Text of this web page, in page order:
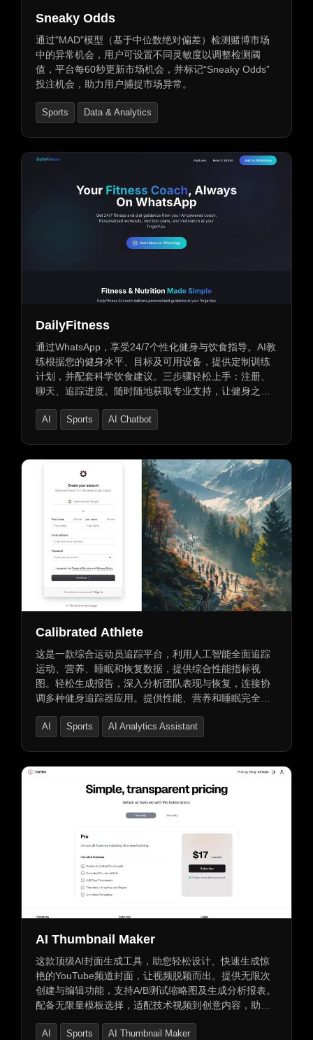
Sneaky Odds
通过"MAD"模型（基于中位数绝对偏差）检测赌博市场
中的异常机会，用户可设置不同灵敏度以调整检测阈
值，平台每60秒更新市场机会，并标记“Sneaky Odds”
投注机会，助力用户捕捉市场异常。
Sports Data & Analytics
DailyFitness
通过WhatsApp，享受24/7个性化健身与饮食指导。AI教
练根据您的健身水平、目标及可用设备，提供定制训练
计划，并配套科学饮食建议。三步骤轻松上手：注册、
聊天、追踪进度。随时随地获取专业支持，让健身之旅
AI Sports AI Chatbot
Calibrated Athlete
这是一款综合运动员追踪平台，利用人工智能全面追踪
运动、营养、睡眠和恢复数据，提供综合性能指标视
图。轻松生成报告，深入分析团队表现与恢复，连接协
调多种健身追踪器应用。提供性能、营养和睡眠完全可
见解和改进建议。同时，具备高级安全功能，控制数据
AI Sports AI Analytics Assistant
AI Thumbnail Maker
这款顶级AI封面生成工具，助您轻松设计、快速生成惊
艳的YouTube频道封面，让视频脱颖而出。提供无限次
创建与编辑功能，支持A/B测试缩略图及生成分析报表。
配备无限量模板选择，适配技术视频到创意内容，助力
AI Sports AI Thumbnail Maker